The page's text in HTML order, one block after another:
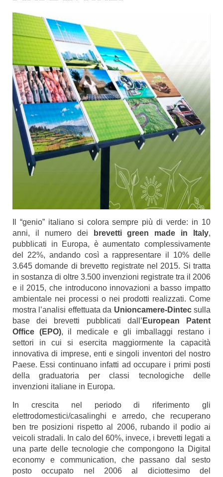
Il “genio” italiano si colora sempre più di verde: in 10
anni, il numero dei
brevetti green made in Italy,
pubblicati in Europa, è aumentato complessivamente
del 22%, andando così a rappresentare il 10% delle
3.645 domande di brevetto registrate nel 2015. Si tratta
in sostanza di oltre 3.500 invenzioni registrate tra il 2006
e il 2015, che introducono innovazioni a basso impatto
ambientale nei processi o nei prodotti realizzati. Come
mostra l’analisi effettuata da Unioncamere-Dintecsulla
base dei brevetti pubblicati dall’ European Patent
Office (EPO), il medicale e gli imballaggi restano i
settori in cui si esercita maggiormente la capacità
innovativa di imprese, enti e singoli inventori del nostro
Paese. Essi continuano infatti ad occupare i primi posti
della graduatoria per classi tecnologiche delle
invenzioni italiane in Europa.
In crescita nel periodo di riferimento gli
elettrodomestici/casalinghi e arredo, che recuperano
ben tre posizioni rispetto al 2006, rubando il podio ai
veicoli stradali. In calo del 60%, invece, i brevetti legati a
una parte delle tecnologie che compongono la Digital
economy e communication, che passano dal sesto
posto occupato nel 2006 al diciottesimo del